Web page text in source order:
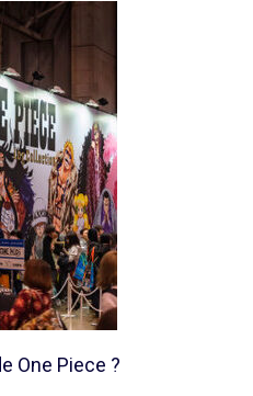
One Piece ?